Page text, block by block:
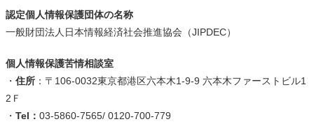
認定個人情報保護団体の名称
一般財団法人日本情報経済社会推進協会（JIPDEC）
個人情報保護苦情相談室
・ 住所：〒106-0032東京都港区六本木1-9-9 六本木ファーストビル1
2Ｆ
・ Tel： 03-5860-7565/ 0120-700-779